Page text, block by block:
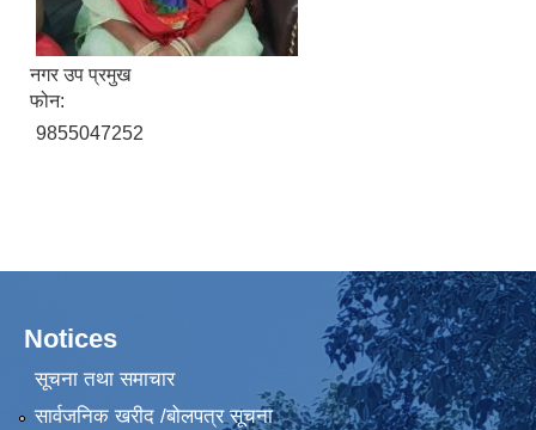
नगर उप प्रमुख
फोन:
9855047252
Notices
सूचना तथा समाचार
सार्वजनिक खरीद /बोलपत्र सूचना